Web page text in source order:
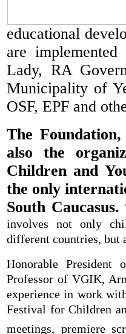
educational
are
Lady, RA
Municipality of
OSF, EPF and
The
also the
Children and
the only
South Caucasus.
involves not only
different countries, but
Honorable
Professor of VGIK,
experience in work
Festival for Children
meetings, premiere